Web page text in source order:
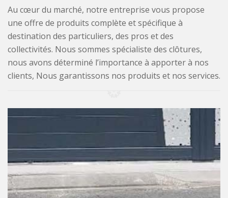
Au cœur du marché, notre entreprise vous propose
une offre de produits complète et spécifique à
destination des particuliers, des pros et des
collectivités. Nous sommes spécialiste des clôtures,
nous avons déterminé l’importance à apporter à nos
clients, Nous garantissons nos produits et nos services.